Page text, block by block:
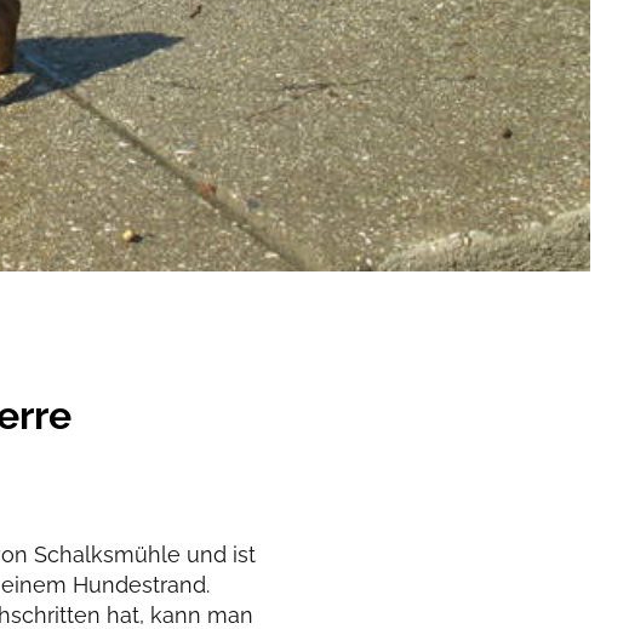
Schalksmühle und ist
Hundestrand.
hat, kann man